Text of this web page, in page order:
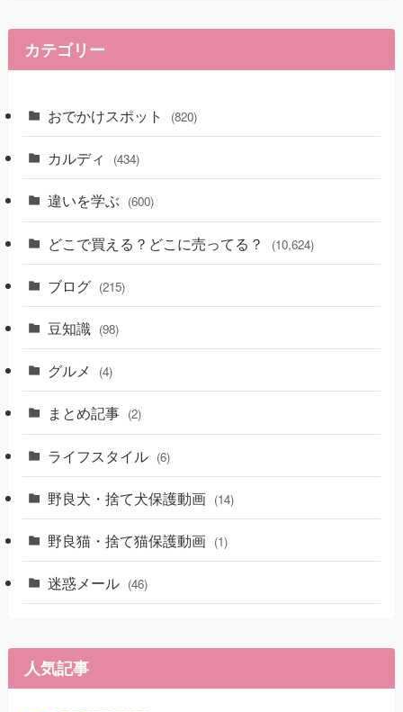
カテゴリー
おでかけスポット (820)
カルディ (434)
違いを学ぶ (600)
どこで買える？どこに売ってる？ (10,624)
ブログ (215)
豆知識 (98)
グルメ (4)
まとめ記事 (2)
ライフスタイル (6)
野良犬・捨て犬保護動画 (14)
野良猫・捨て猫保護動画 (1)
迷惑メール (46)
人気記事